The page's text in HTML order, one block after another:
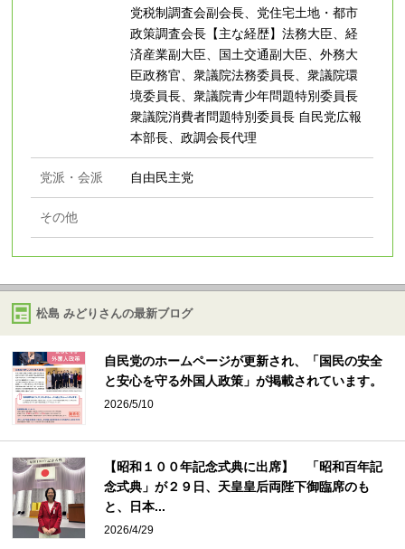
党税制調査会副会長、党住宅土地・都市
政策調査会長【主な経歴】法務大臣、経
済産業副大臣、国土交通副大臣、外務大
臣政務官、衆議院法務委員長、衆議院環
境委員長、衆議院青少年問題特別委員長
衆議院消費者問題特別委員長 自民党広報
本部長、政調会長代理
党派・会派 自由民主党
その他
松島 みどりさんの最新ブログ
自民党のホームページが更新され、「国民の安全
と安心を守る外国人政策」が掲載されています。
2026/5/10
【昭和１００年記念式典に出席】 「昭和百年記
念式典」が２９日、天皇皇后両陛下御臨席のも
と、日本...
2026/4/29